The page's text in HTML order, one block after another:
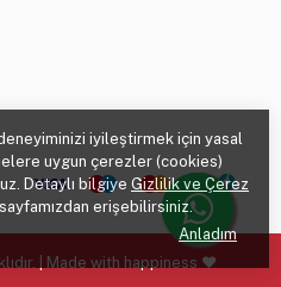
iyileştirmek için yasal
uygun çerezler (cookies)
Detaylı bilgiye Gizlilik ve Çerez
sayfamızdan erişebilirsiniz.
Anladım
| Made with happiness ♥